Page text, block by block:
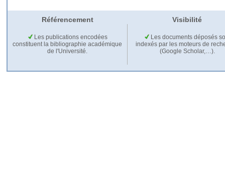
Référencement Visibilité
Les publications encodées
constituent la bibliographie académique
de l'Université.
Les documents déposés
indexés par les moteurs de
(Google Scholar,…).